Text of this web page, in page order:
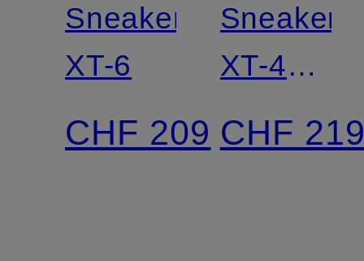
Sneaker
XT-6
CHF 209
Sneaker
XT-4
OG
CHF